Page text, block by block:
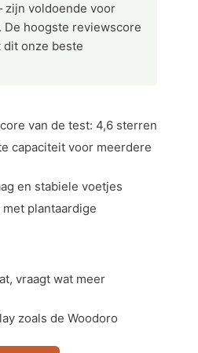
voldoende voor
De hoogste reviewscore
dit onze beste
van de test: 4,6 sterren
capaciteit voor meerdere
en stabiele voetjes
plantaardige
vraagt wat meer
zoals de Woodoro